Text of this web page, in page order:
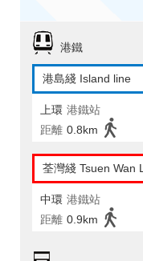
港鐵
港島綫 Island line
上環 港鐵站
距離 0.8km
荃灣綫 Tsuen Wan
中環 港鐵站
距離 0.9km